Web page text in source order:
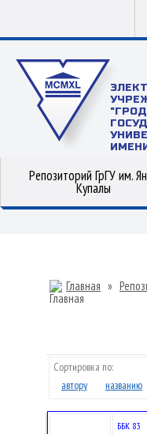
Репозиторий ГрГУ им.
Купалы
Главная »
Сортировка по:
автору
названию
ББК 83